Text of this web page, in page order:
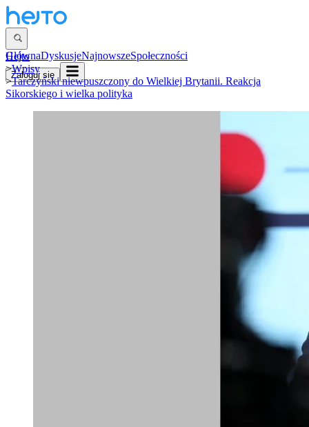
GłównaDyskusjeNajnowszeSpołeczności
Zaloguj się
Hejto
>Wpisy
>Tarczyński niewpuszczony do Wielkiej Brytanii. Reakcja
Sikorskiego i wielka polityka